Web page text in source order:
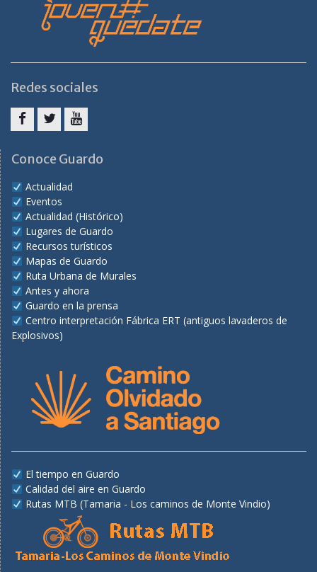
Redes sociales
Conoce Guardo
Actualidad
Eventos
Actualidad (Histórico)
Lugares de Guardo
Recursos turísticos
Mapas de Guardo
Ruta Urbana de Murales
Antes y ahora
Guardo en la prensa
Centro interpretación Fábrica ERT (antiguos lavaderos de
Explosivos)
El tiempo en Guardo
Calidad del aire en Guardo
Rutas MTB (Tamaria - Los caminos de Monte Vindio)